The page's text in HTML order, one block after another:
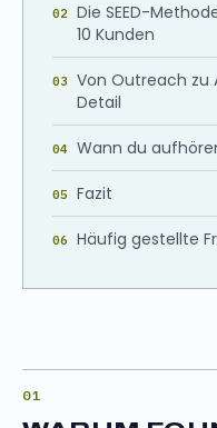
Die SEED-
10 Kunden
Von Outreach zu
Detail
Wann du
Fazit
Häufig gestellte